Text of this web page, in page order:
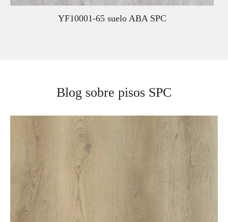
YF10001-65 suelo ABA SPC
Blog sobre pisos SPC